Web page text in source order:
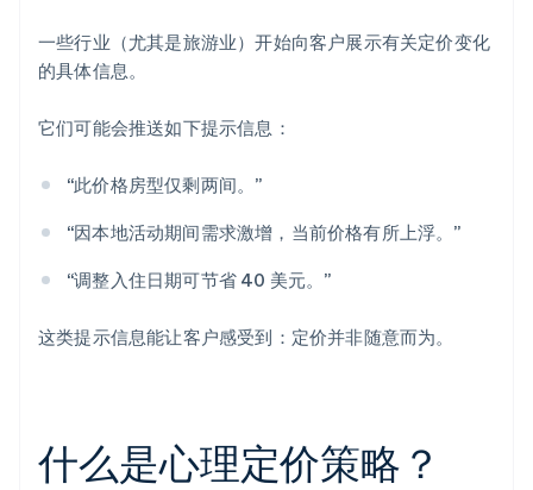
一些行业（尤其是旅游业）开始向客户展示有关定价变化
的具体信息。
它们可能会推送如下提示信息：
“此价格房型仅剩两间。”
“因本地活动期间需求激增，当前价格有所上浮。”
“调整入住日期可节省 40 美元。”
这类提示信息能让客户感受到：定价并非随意而为。
什么是心理定价策略？